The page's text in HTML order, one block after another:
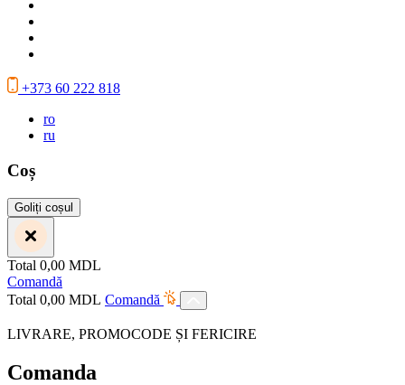
+373 60 222 818
ro
ru
Coș
Goliți coșul
Total 0,00 MDL
Comandă
Total 0,00 MDL Comandă
LIVRARE, PROMOCODE ȘI FERICIRE
Comanda